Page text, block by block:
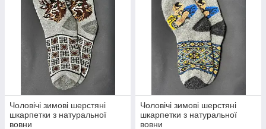
Чоловічі зимові шерстяні
шкарпетки з натуральної
вовни
Чоловічі зимові шерстяні
шкарпетки з натуральної
вовни